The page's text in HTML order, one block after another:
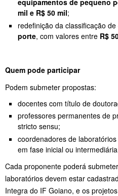
equipamentos de pequeno
mil e R$ 50 mil;
redefinição da classificação de
porte, com valores entre R$
Quem pode participar
Podem submeter propostas:
docentes com título de
professores permanentes de
stricto sensu;
coordenadores de
em fase inicial ou
Cada proponente poderá
laboratórios devem estar
Integra do IF Goiano, e os